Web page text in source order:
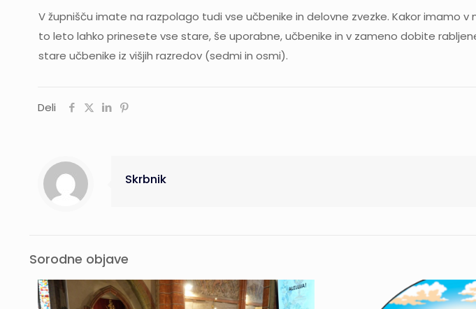
V župnišču imate na razpolago tudi vse učbenike in delovne zvezke. Kakor imamo
to leto lahko prinesete vse stare, še uporabne, učbenike in v zameno dobite
stare učbenike iz višjih razredov (sedmi in osmi).
Deli
Skrbnik
Sorodne objave